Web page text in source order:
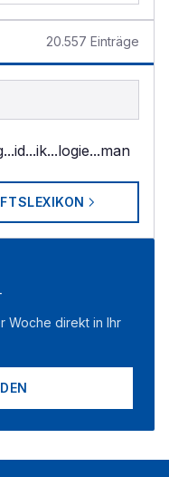
20.557 Einträge
...id...ik...logie...man
Woche direkt in Ihr